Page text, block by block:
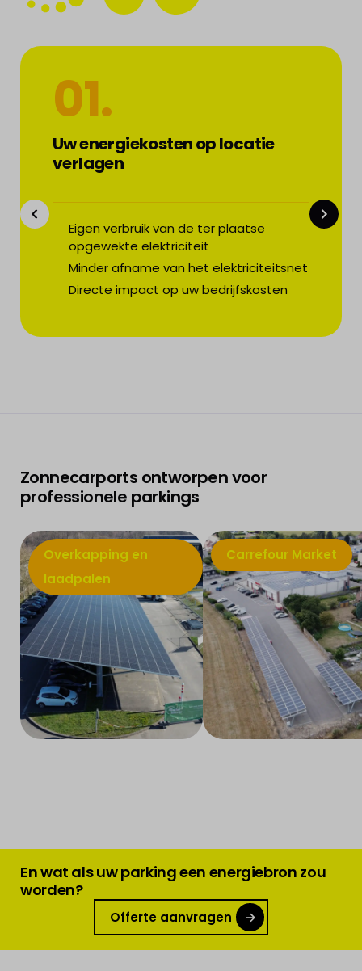
ENERGY
01.
Uw energiekosten op locatie
verlagen
Eigen verbruik van de ter plaatse
opgewekte elektriciteit
Minder afname van het elektriciteitsnet
Directe impact op uw bedrijfskosten
Zonnecarports ontworpen voor
professionele parkings
Overkapping en
laadpalen
Carrefour Market
En wat als uw parking een energiebron zou
worden?
Offerte aanvragen